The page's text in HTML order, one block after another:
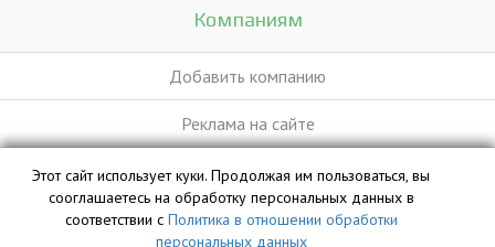
Компаниям
Добавить компанию
Реклама на сайте
База данных сайта vyvoz.org является интеллектуальной
собственностью ООО «Профит» и охраняется законом.
Этот сайт использует куки. Продолжая им пользоваться, вы
сооглашаетесь на обработку персональных данных в
соответствии с Политика в отношении обработки
персональных данных